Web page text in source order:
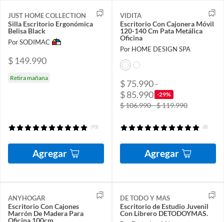
JUST HOME COLLECTION
Silla Escritorio Ergonómica
Belisa Black
Por SODIMAC
$ 149.990
Retira mañana
(93)
Agregar
VIDITA
Escritorio Con Cajonera Móvil
120-140 Cm Pata Metálica
Oficina
Por HOME DESIGN SPA
$ 75.990 -
$ 85.990 -29%
$ 106.990 - $ 119.990
(8)
Agregar
ANYHOGAR
Escritorio Con Cajones
Marrón De Madera Para
Oficina 100cm
DE TODO Y MAS
Escritorio de Estudio Juvenil
Con Librero DETODOYMAS.